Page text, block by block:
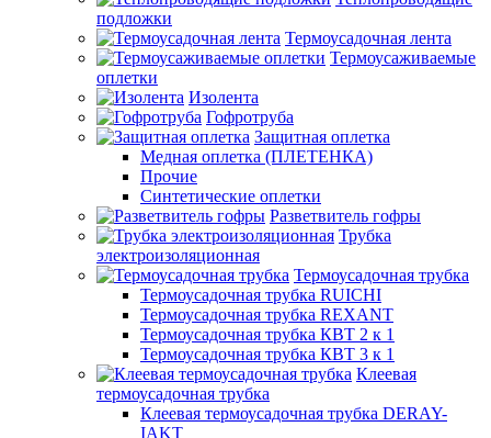
подложки
Термоусадочная лента
Термоусаживаемые
оплетки
Изолента
Гофротруба
Защитная оплетка
Медная оплетка (ПЛЕТЕНКА)
Прочие
Синтетические оплетки
Разветвитель гофры
Трубка
электроизоляционная
Термоусадочная трубка
Термоусадочная трубка RUICHI
Термоусадочная трубка REXANT
Термоусадочная трубка КВТ 2 к 1
Термоусадочная трубка КВТ 3 к 1
Клеевая
термоусадочная трубка
Клеевая термоусадочная трубка DERAY-
IAKT